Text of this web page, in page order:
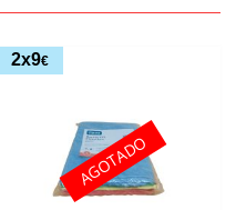
2x9€
AGOTADO